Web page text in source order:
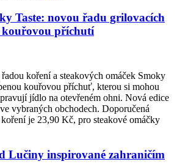
Taste: novou řadu grilovacích
kouřovou příchutí
koření a steakových omáček Smoky
kouřovou příchuť, kterou si mohou
jídlo na otevřeném ohni. Nová edice
vybraných obchodech. Doporučená
je 23,90 Kč, pro steakové omáčky
Lučiny inspirované zahraničím